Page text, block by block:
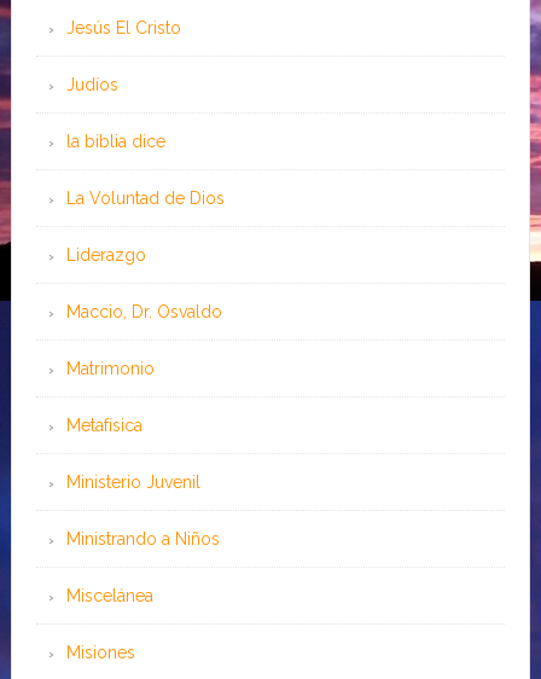
Jesús El Cristo
Judíos
la biblia dice
La Voluntad de Dios
Liderazgo
Maccio, Dr. Osvaldo
Matrimonio
Metafísica
Ministerio Juvenil
Ministrando a Niños
Miscelánea
Misiones